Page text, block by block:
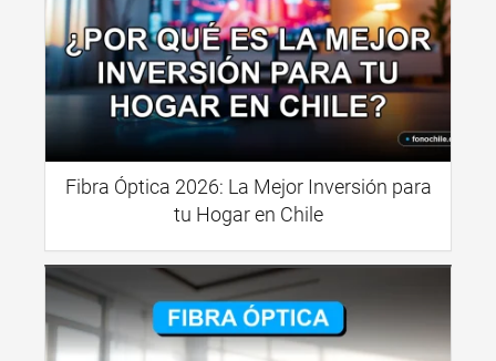
Fibra Óptica 2026: La Mejor Inversión para
tu Hogar en Chile